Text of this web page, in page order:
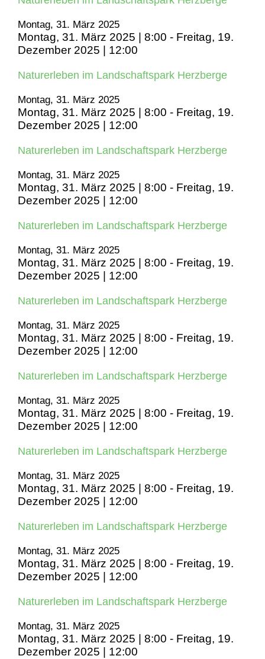
Montag, 31. März 2025
Montag, 31. März 2025 | 8:00 - Freitag, 19.
Dezember 2025 | 12:00
Naturerleben im Landschaftspark Herzberge
Montag, 31. März 2025
Montag, 31. März 2025 | 8:00 - Freitag, 19.
Dezember 2025 | 12:00
Naturerleben im Landschaftspark Herzberge
Montag, 31. März 2025
Montag, 31. März 2025 | 8:00 - Freitag, 19.
Dezember 2025 | 12:00
Naturerleben im Landschaftspark Herzberge
Montag, 31. März 2025
Montag, 31. März 2025 | 8:00 - Freitag, 19.
Dezember 2025 | 12:00
Naturerleben im Landschaftspark Herzberge
Montag, 31. März 2025
Montag, 31. März 2025 | 8:00 - Freitag, 19.
Dezember 2025 | 12:00
Naturerleben im Landschaftspark Herzberge
Montag, 31. März 2025
Montag, 31. März 2025 | 8:00 - Freitag, 19.
Dezember 2025 | 12:00
Naturerleben im Landschaftspark Herzberge
Montag, 31. März 2025
Montag, 31. März 2025 | 8:00 - Freitag, 19.
Dezember 2025 | 12:00
Naturerleben im Landschaftspark Herzberge
Montag, 31. März 2025
Montag, 31. März 2025 | 8:00 - Freitag, 19.
Dezember 2025 | 12:00
Naturerleben im Landschaftspark Herzberge
Montag, 31. März 2025
Montag, 31. März 2025 | 8:00 - Freitag, 19.
Dezember 2025 | 12:00